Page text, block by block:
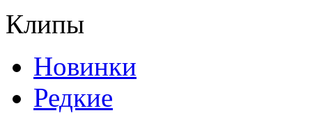
Клипы
Новинки
Редкие